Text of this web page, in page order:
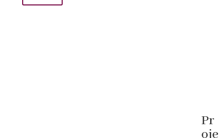
Pr
oje